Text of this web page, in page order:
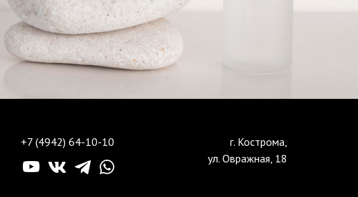
+7 (4942) 64-10-10
г. Кострома,
ул. Овражная, 18